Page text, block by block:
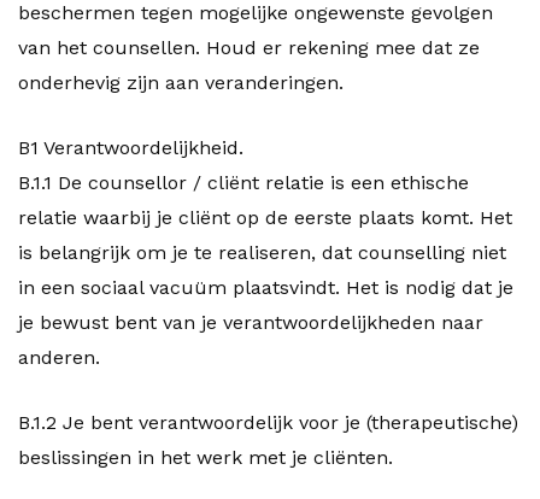
beschermen tegen mogelijke ongewenste gevolgen
van het counsellen. Houd er rekening mee dat ze
onderhevig zijn aan veranderingen.
B1 Verantwoordelijkheid.
B.1.1 De counsellor / cliënt relatie is een ethische
relatie waarbij je cliënt op de eerste plaats komt. Het
is belangrijk om je te realiseren, dat counselling niet
in een sociaal vacuüm plaatsvindt. Het is nodig dat je
je bewust bent van je verantwoordelijkheden naar
anderen.
B.1.2 Je bent verantwoordelijk voor je (therapeutische)
beslissingen in het werk met je cliënten.